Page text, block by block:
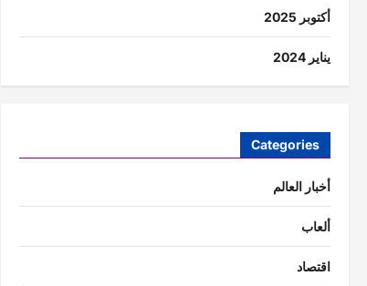
أكتوبر 2025
يناير 2024
Categories
أخبار العالم
ألعاب
اقتصاد